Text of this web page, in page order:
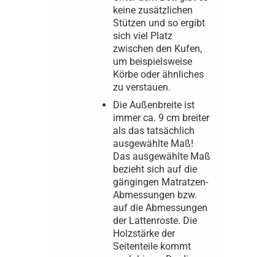
keine zusätzlichen
Stützen und so ergibt
sich viel Platz
zwischen den Kufen,
um beispielsweise
Körbe oder ähnliches
zu verstauen.
Die Außenbreite ist
immer ca. 9 cm breiter
als das tatsächlich
ausgewählte Maß!
Das ausgewählte Maß
bezieht sich auf die
gängingen Matratzen-
Abmessungen bzw.
auf die Abmessungen
der Lattenroste. Die
Holzstärke der
Seitenteile kommt